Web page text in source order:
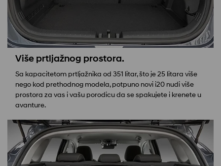
Više prtljažnog prostora.
Sa kapacitetom prtljažnika od 351 litar, što je 25 litara više
nego kod prethodnog modela, potpuno novi i20 nudi više
prostora za vas i vašu porodicu da se spakujete i krenete u
avanture.